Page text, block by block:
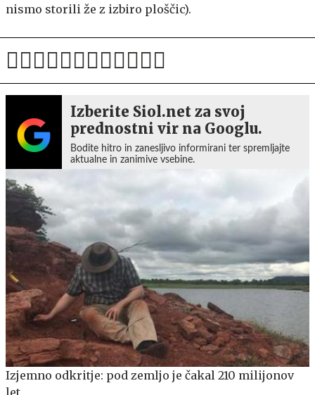
nismo storili že z izbiro ploščic).
Izberite Siol.net za svoj
prednostni vir na Googlu.
Bodite hitro in zanesljivo informirani ter spremljajte
aktualne in zanimive vsebine.
Izjemno odkritje: pod zemljo je čakal 210 milijonov